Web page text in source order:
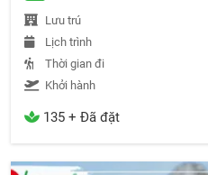
Lưu trú
Lịch trình
Thời gian đi
Khởi hành
135 + Đã đặt